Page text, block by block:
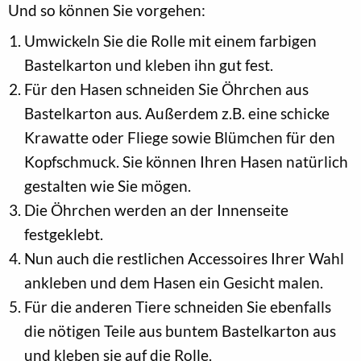
Und so können Sie vorgehen:
Umwickeln Sie die Rolle mit einem farbigen
Bastelkarton und kleben ihn gut fest.
Für den Hasen schneiden Sie Öhrchen aus
Bastelkarton aus. Außerdem z.B. eine schicke
Krawatte oder Fliege sowie Blümchen für den
Kopfschmuck. Sie können Ihren Hasen natürlich
gestalten wie Sie mögen.
Die Öhrchen werden an der Innenseite
festgeklebt.
Nun auch die restlichen Accessoires Ihrer Wahl
ankleben und dem Hasen ein Gesicht malen.
Für die anderen Tiere schneiden Sie ebenfalls
die nötigen Teile aus buntem Bastelkarton aus
und kleben sie auf die Rolle.